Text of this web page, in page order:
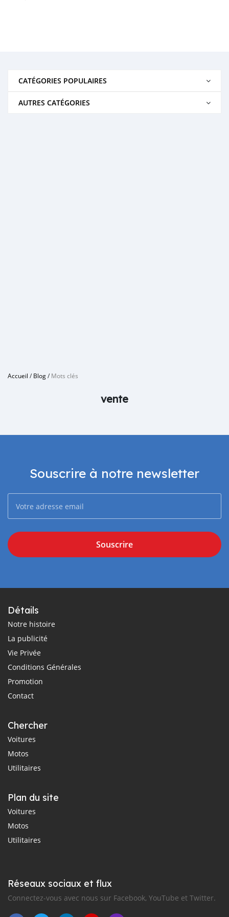
CATÉGORIES POPULAIRES
AUTRES CATÉGORIES
Accueil /Blog/Mots clés
vente
Souscrire à notre newsletter
Souscrire
Détails
Notre histoire
La publicité
Vie Privée
Conditions Générales
Promotion
Contact
Chercher
Voitures
Motos
Utilitaires
Plan du site
Voitures
Motos
Utilitaires
Réseaux sociaux et flux
Connectez-vous avec nous sur Facebook, YouTube et Twitter.